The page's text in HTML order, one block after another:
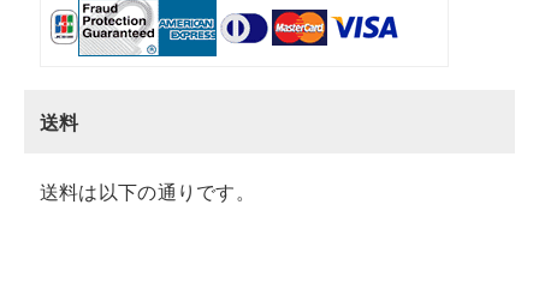
送料
送料は以下の通りです。